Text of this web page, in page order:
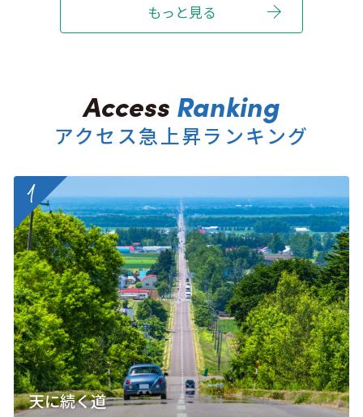
もっと見る
アクセス急上昇ランキング
天に続く道
more